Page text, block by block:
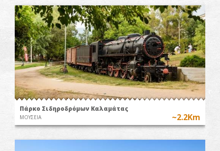
Πάρκο Σιδηροδρόμων Καλαμάτας
ΜΟΥΣΕΙΑ ~2.2Km